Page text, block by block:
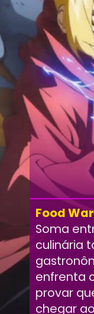
Food
Soma
culinária
enfrenta
provar
chegar